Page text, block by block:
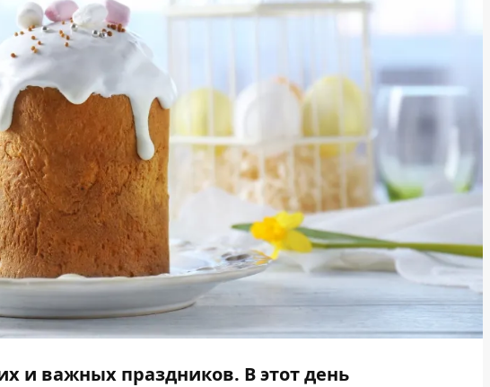
и важных праздников. В этот день